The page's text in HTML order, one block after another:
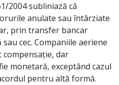
2004 subliniază că
anulate sau întârziate
prin transfer bancar
cec. Companiile aeriene
dar
monetară, exceptând cazul
pentru altă formă.